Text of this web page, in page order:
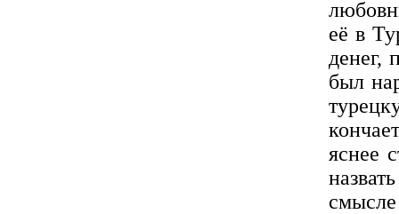
её в
денег,
был
яснее
смысле